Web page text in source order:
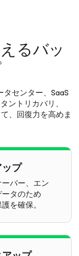
るバッ
センター、SaaS
ントリカバリ、
、回復力を高めま
プ
バー、エン
タのため
を確保。